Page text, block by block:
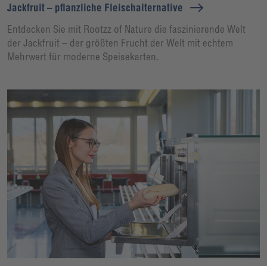
Jackfruit – pflanzliche Fleischalternative
Entdecken Sie mit Rootzz of Nature die faszinierende Welt
der Jackfruit – der größten Frucht der Welt mit echtem
Mehrwert für moderne Speisekarten.